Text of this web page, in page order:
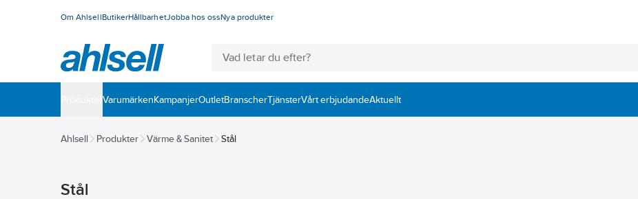
Om AhlsellButikerHållbarhetJobba hos ossNya produkter
VarumärkenKampanjerOutletBranscherTjänsterVårt erbjudandeAktuellt
Ahlsell Produkter Värme & Sanitet Stål
Stål